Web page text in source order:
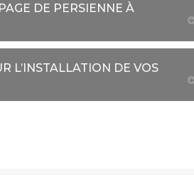
DE PERSIENNE À
L’INSTALLATION DE VOS